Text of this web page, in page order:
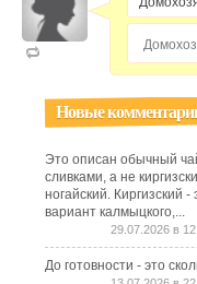
Новые
Это описан обычный
сливками, а не
ногайский. Киргизский -
вариант калмыцкого,...
29.07.2026 в
До готовности - это